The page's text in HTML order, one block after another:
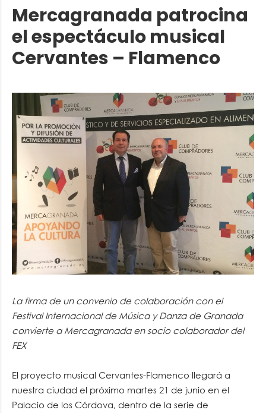
Mercagranada patrocina
el espectáculo musical
Cervantes – Flamenco
La firma de un convenio de colaboración con el
Festival Internacional de Música y Danza de Granada
convierte a Mercagranada en socio colaborador del
FEX
El proyecto musical Cervantes-Flamenco llegará a
nuestra ciudad el próximo martes 21 de junio en el
Palacio de los Córdova, dentro de la serie de